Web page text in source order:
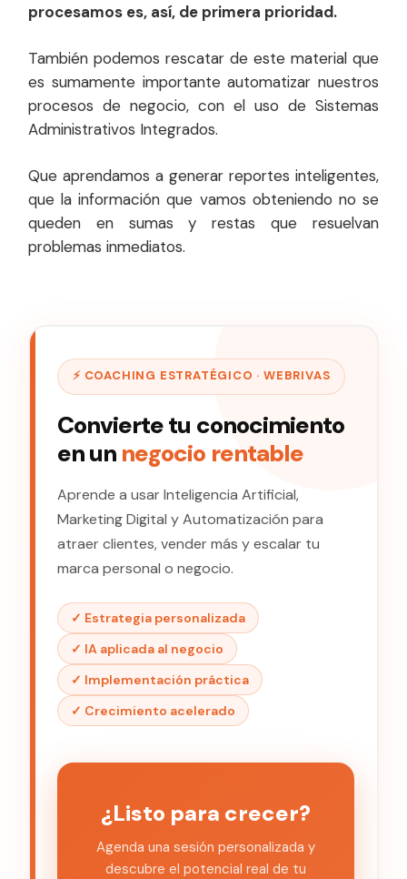
procesamos es, así, de primera prioridad.
También podemos rescatar de este material que
es sumamente importante automatizar nuestros
procesos de negocio, con el uso de Sistemas
Administrativos Integrados.
Que aprendamos a generar reportes inteligentes,
que la información que vamos obteniendo no se
queden en sumas y restas que resuelvan
problemas inmediatos.
⚡ COACHING ESTRATÉGICO · WEBRIVAS
Convierte tu conocimiento
en un negocio rentable
Aprende a usar Inteligencia Artificial,
Marketing Digital y Automatización para
atraer clientes, vender más y escalar tu
marca personal o negocio.
✓ Estrategia personalizada
✓ IA aplicada al negocio
✓ Implementación práctica
✓ Crecimiento acelerado
¿Listo para crecer?
Agenda una sesión personalizada y
descubre el potencial real de tu